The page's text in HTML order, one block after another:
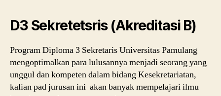
D3 Sekretetsris (Akreditasi B)
Program Diploma 3 Sekretaris Universitas Pamulang
mengoptimalkan para lulusannya menjadi seorang yang
unggul dan kompeten dalam bidang Kesekretariatan,
kalian pad jurusan ini akan banyak mempelajari ilmu